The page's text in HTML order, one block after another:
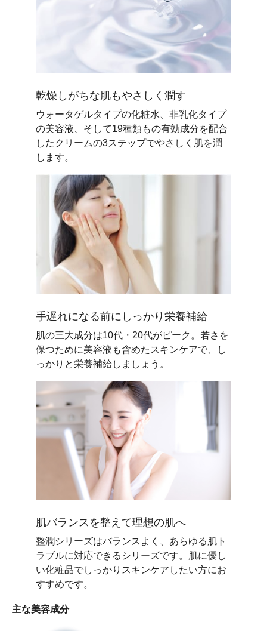
乾燥しがちな肌もやさしく潤す
ウォータゲルタイプの化粧水、非乳化タイプ
の美容液、そして19種類もの有効成分を配合
したクリームの3ステップでやさしく肌を潤
します。
手遅れになる前にしっかり栄養補給
肌の三大成分は10代・20代がピーク。若さを
保つために美容液も含めたスキンケアで、し
っかりと栄養補給しましょう。
肌バランスを整えて理想の肌へ
整潤シリーズはバランスよく、あらゆる肌ト
ラブルに対応できるシリーズです。肌に優し
い化粧品でしっかりスキンケアしたい方にお
すすめです。
主な美容成分